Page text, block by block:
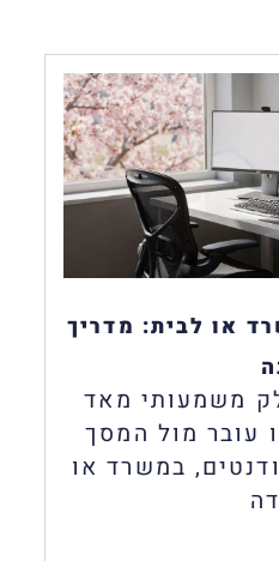
או לבית: מדריך
משמעותי מאד
עובר מול המסך
במשרד או